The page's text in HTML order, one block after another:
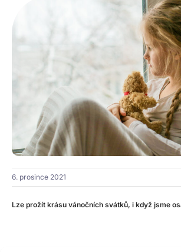
6. prosince 2021
Lze prožít krásu vánočních svátků, i když jsme